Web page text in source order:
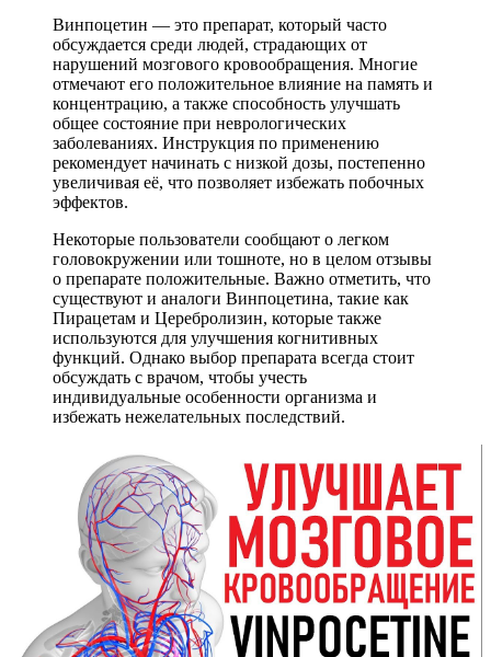
Винпоцетин — это препарат, который часто
обсуждается среди людей, страдающих от
нарушений мозгового кровообращения. Многие
отмечают его положительное влияние на память и
концентрацию, а также способность улучшать
общее состояние при неврологических
заболеваниях. Инструкция по применению
рекомендует начинать с низкой дозы, постепенно
увеличивая её, что позволяет избежать побочных
эффектов.
Некоторые пользователи сообщают о легком
головокружении или тошноте, но в целом отзывы
о препарате положительные. Важно отметить, что
существуют и аналоги Винпоцетина, такие как
Пирацетам и Церебролизин, которые также
используются для улучшения когнитивных
функций. Однако выбор препарата всегда стоит
обсуждать с врачом, чтобы учесть
индивидуальные особенности организма и
избежать нежелательных последствий.